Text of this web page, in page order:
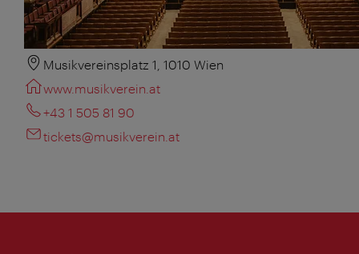
Musikvereinsplatz 1, 1010 Wien
www.musikverein.at
+43 1 505 81 90
tickets@musikverein.at